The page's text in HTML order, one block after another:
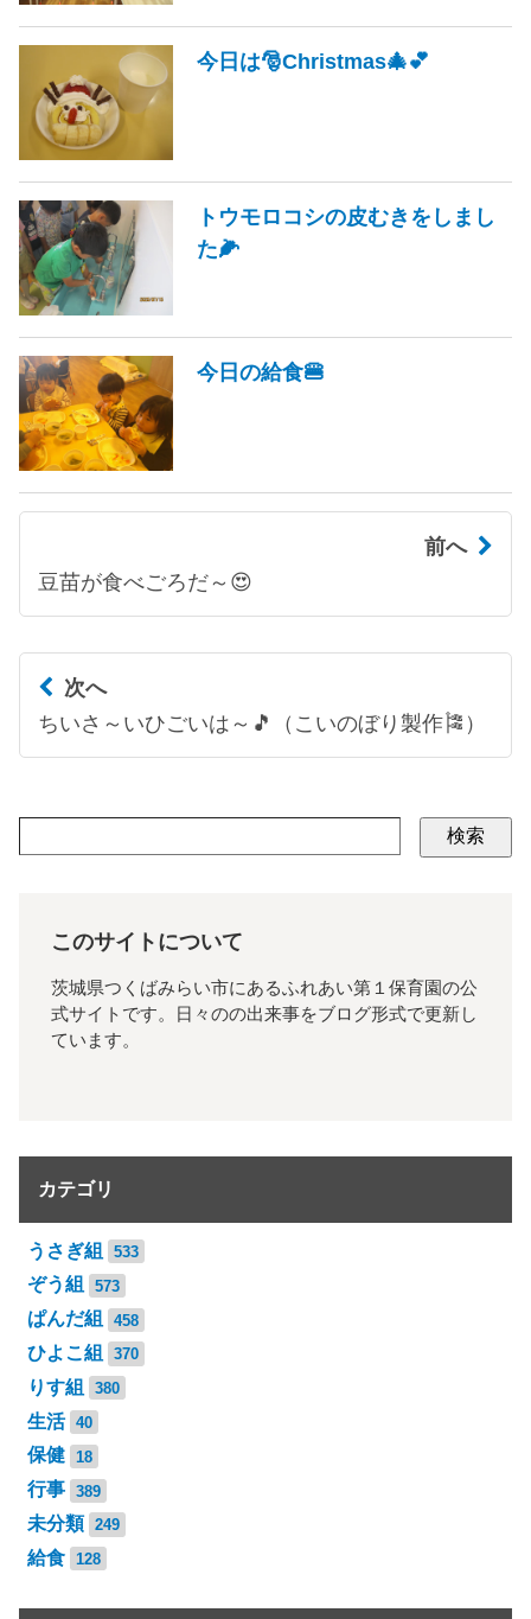
今日は🎅Christmas🎄💕
トウモロコシの皮むきをしまし
た🌽
今日の給食🍔
前へ
豆苗が食べごろだ～😍
次へ
ちいさ～いひごいは～🎵（こいのぼり製作🎏）
検索
このサイトについて
茨城県つくばみらい市にあるふれあい第１保育園の公
式サイトです。日々のの出来事をブログ形式で更新し
ています。
カテゴリ
うさぎ組 533
ぞう組 573
ぱんだ組 458
ひよこ組 370
りす組 380
生活 40
保健 18
行事 389
未分類 249
給食 128